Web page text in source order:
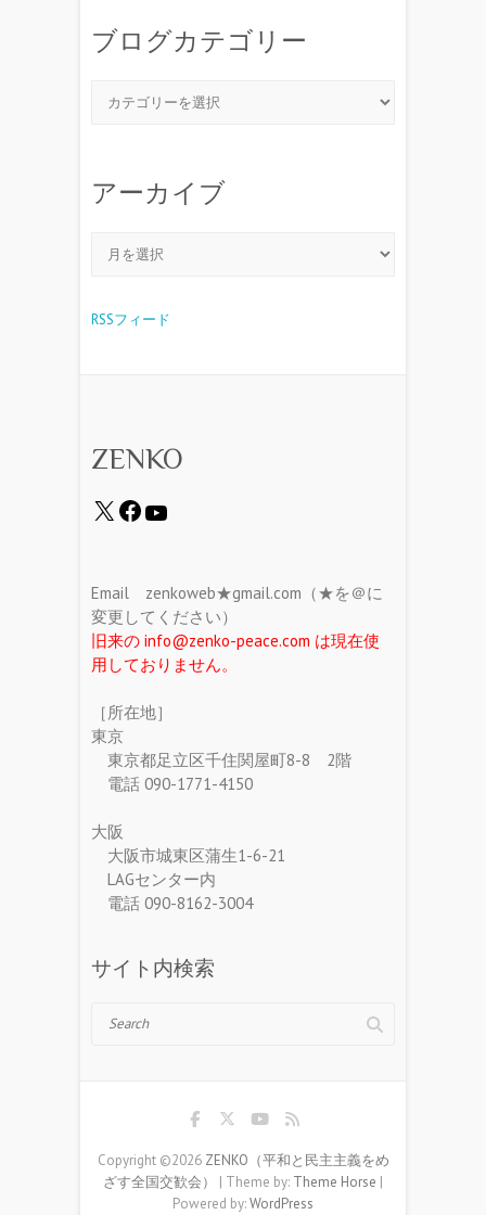
ブログカテゴリー
アーカイブ
RSSフィード
ZENKO
Email zenkoweb★gmail.com（★を＠に
変更してください）
旧来の info@zenko-peace.com は現在使
用しておりません。
［所在地］
東京
東京都足立区千住関屋町8-8 2階
電話 090-1771-4150
大阪
大阪市城東区蒲生1-6-21
LAGセンター内
電話 090-8162-3004
サイト内検索
Search
Copyright ©2026 ZENKO（平和と民主主義をめ
ざす全国交歓会）
| Theme by: Theme Horse |
Powered by:WordPress